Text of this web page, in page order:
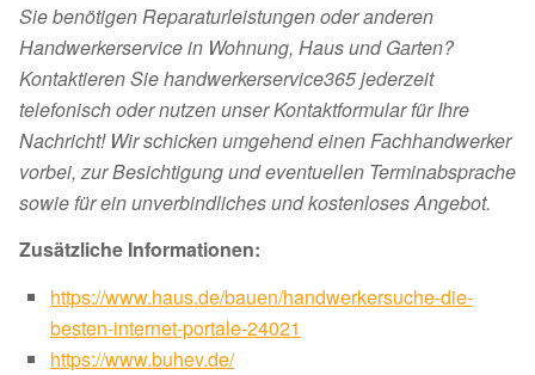
Sie benötigen Reparaturleistungen oder anderen
Handwerkerservice in Wohnung, Haus und Garten?
Kontaktieren Sie handwerkerservice365 jederzeit
telefonisch oder nutzen unser Kontaktformular für Ihre
Nachricht! Wir schicken umgehend einen Fachhandwerker
vorbei, zur Besichtigung und eventuellen Terminabsprache
sowie für ein unverbindliches und kostenloses Angebot.
Zusätzliche Informationen:
https://www.haus.de/bauen/handwerkersuche-die-
besten-internet-portale-24021
https://www.buhev.de/